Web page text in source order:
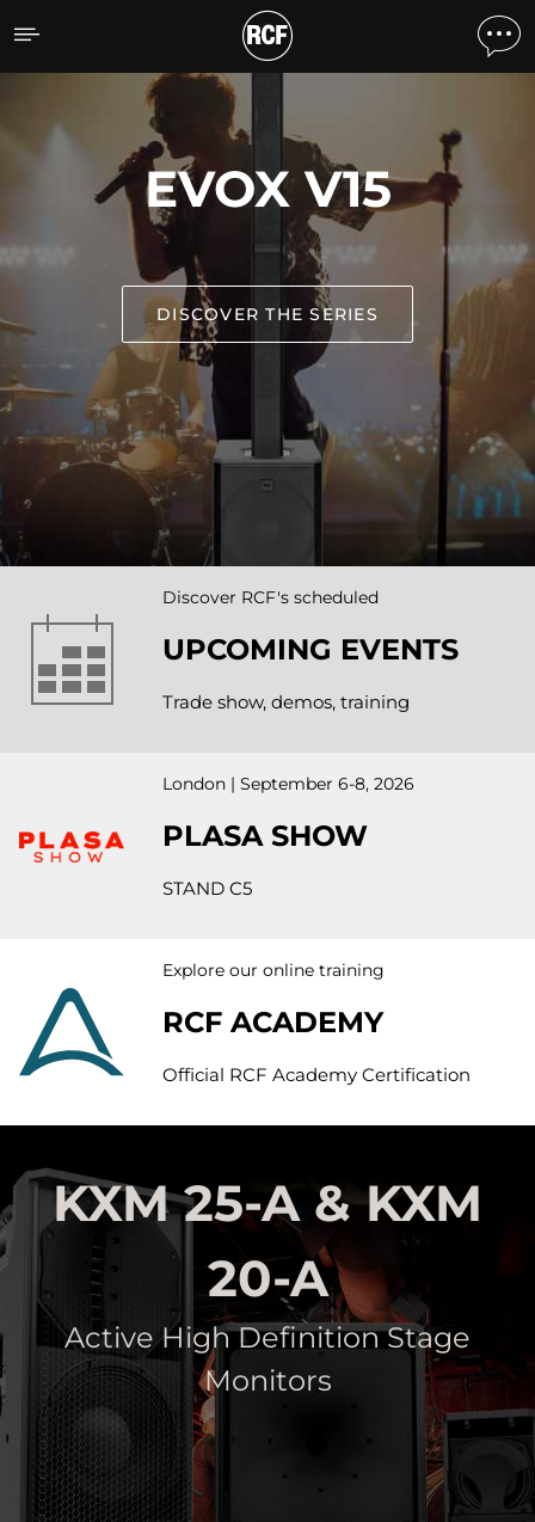
Audio Experience
EVOX V15
DISCOVER THE SERIES
Discover RCF's scheduled
UPCOMING EVENTS
Trade show, demos, training
London | September 6-8, 2026
PLASA SHOW
STAND C5
Explore our online training
RCF ACADEMY
Official RCF Academy Certification
KXM 25-A & KXM
20-A
Active High Definition Stage
Monitors